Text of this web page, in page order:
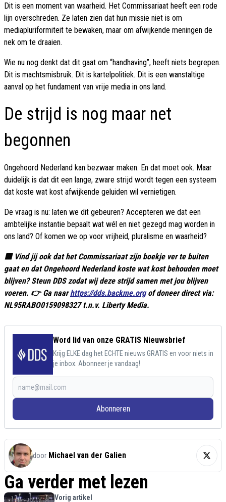
Dit is een moment van waarheid. Het Commissariaat heeft een rode
lijn overschreden. Ze laten zien dat hun missie niet is om
mediapluriformiteit te bewaken, maar om afwijkende meningen de
nek om te draaien.
Wie nu nog denkt dat dit gaat om “handhaving”, heeft niets begrepen.
Dit is machtsmisbruik. Dit is kartelpolitiek. Dit is een wanstaltige
aanval op het fundament van vrije media in ons land.
De strijd is nog maar net
begonnen
Ongehoord Nederland kan bezwaar maken. En dat moet ook. Maar
duidelijk is dat dit een lange, zware strijd wordt tegen een systeem
dat koste wat kost afwijkende geluiden wil vernietigen.
De vraag is nu: laten we dit gebeuren? Accepteren we dat een
ambtelijke instantie bepaalt wat wél en niet gezegd mag worden in
ons land? Of komen we op voor vrijheid, pluralisme en waarheid?
🟥 Vind jij ook dat het Commissariaat zijn boekje ver te buiten
gaat en dat Ongehoord Nederland koste wat kost behouden moet
blijven? Steun DDS zodat wij deze strijd samen met jou blijven
voeren. 👉 Ga naarhttps://dds.backme.orgof doneer direct via:
NL95RABO0159098327 t.n.v. Liberty Media.
Word lid van onze GRATIS Nieuwsbrief
Krijg ELKE dag het ECHTE nieuws GRATIS en voor niets in
je inbox. Abonneer je vandaag!
Abonneren
door Michael van der Galien
Ga verder met lezen
Vorig artikel